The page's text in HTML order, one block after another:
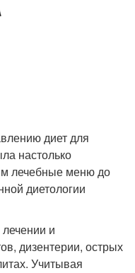
диет для
настолько
лечебные меню до
диетологии
и
дизентерии, острых
Учитывая